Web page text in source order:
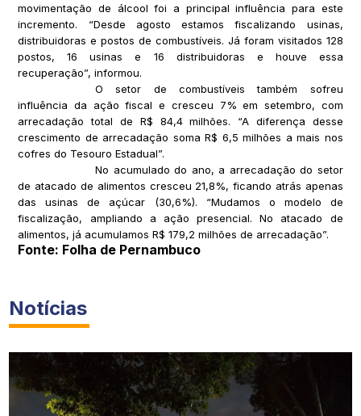
movimentação de álcool foi a principal influência para este
incremento. “Desde agosto estamos fiscalizando usinas,
distribuidoras e postos de combustíveis. Já foram visitados 128
postos, 16 usinas e 16 distribuidoras e houve essa
recuperação”, informou.
O setor de combustíveis também sofreu
influência da ação fiscal e cresceu 7% em setembro, com
arrecadação total de R$ 84,4 milhões. “A diferença desse
crescimento de arrecadação soma R$ 6,5 milhões a mais nos
cofres do Tesouro Estadual”.
No acumulado do ano, a arrecadação do setor
de atacado de alimentos cresceu 21,8%, ficando atrás apenas
das usinas de açúcar (30,6%). “Mudamos o modelo de
fiscalização, ampliando a ação presencial. No atacado de
alimentos, já acumulamos R$ 179,2 milhões de arrecadação”.
Fonte: Folha de Pernambuco
Notícias